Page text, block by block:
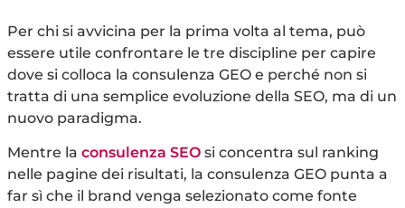
Per chi si avvicina per la prima volta al tema, può
essere utile confrontare le tre discipline per capire
dove si colloca la consulenza GEO e perché non si
tratta di una semplice evoluzione della SEO, ma di un
nuovo paradigma.
Mentre la consulenza SEO si concentra sul ranking
nelle pagine dei risultati, la consulenza GEO punta a
far sì che il brand venga selezionato come fonte